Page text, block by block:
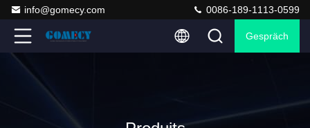
info@gomecy.com 0086-189-1113-0599
Gespräch